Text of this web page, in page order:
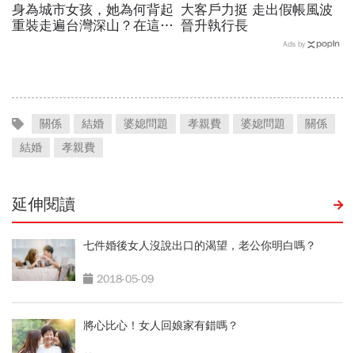
身為城市女孩，她為何背起
重裝走遍台灣深山？在這座
大客戶力挺 走出假帳風波
晉升執行長
Ads by
關係 結婚 婆媳問題 孝親費 婆媳問題
關係
結婚
孝親費
延伸閱讀
七件婚後女人沒說出口的渴望，老公你明白嗎？
2018-05-09
將心比心！女人回娘家有錯嗎？